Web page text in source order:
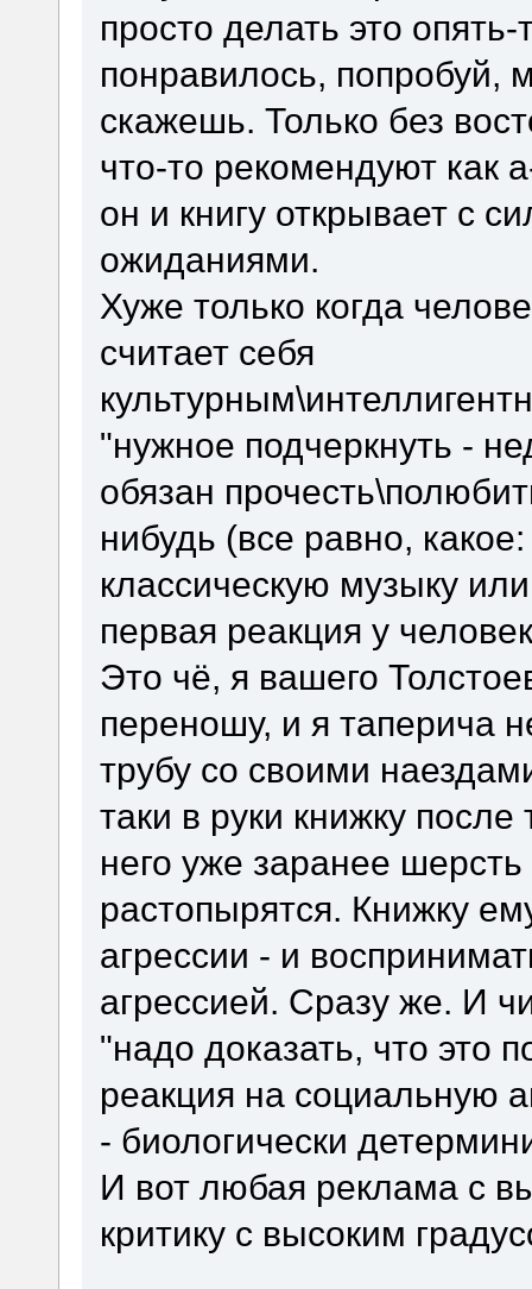
просто делать это
понравилось, попробуй,
скажешь. Только без
что-то рекомендуют как
он и книгу открывает с
ожиданиями.
Хуже только когда
считает себя
"нужное подчеркнуть -
обязан
нибудь (все равно,
классическую музыку
первая реакция у
Это чё, я вашего
переношу, и я таперича
трубу со своими
таки в руки книжку
него уже заранее
растопырятся. Книжку
агрессии - и
агрессией. Сразу же. И
"надо доказать, что это
реакция на социальную
- биологически
И вот любая реклама с
критику с высоким